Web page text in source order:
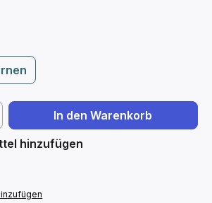
Gib den gewünschten
In den Warenkorb
hinzufügen